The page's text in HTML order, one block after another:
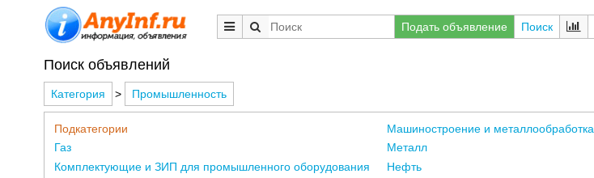
Подать объявление Поиск
Поиск объявлений
Категория > Промышленность
Подкатегории
Газ
Комплектующие и ЗИП для промышленного оборудования
Машиностроение и металлообработка
Металл
Нефть